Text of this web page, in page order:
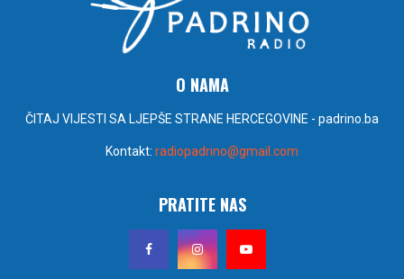
O NAMA
ČITAJ VIJESTI SA LJEPŠE STRANE HERCEGOVINE - padrino.ba
Kontakt: radiopadrino@gmail.com
PRATITE NAS